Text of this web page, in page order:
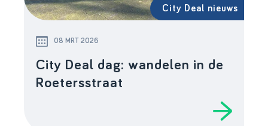
City Deal nieuws
08 MRT 2026
City Deal dag: wandelen in de
Roetersstraat